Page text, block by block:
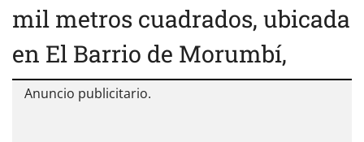
mil metros cuadrados, ubicada
en El Barrio de Morumbí,